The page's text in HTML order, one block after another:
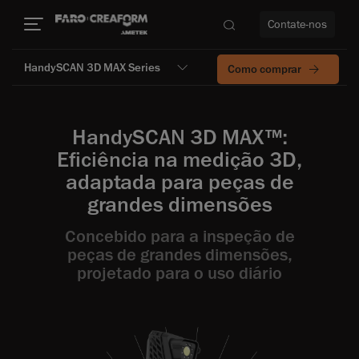
Contate-nos
HandySCAN 3D MAX Series Como comprar
HandySCAN 3D MAX™:
Eficiência na medição 3D,
adaptada para peças de
grandes dimensões
Concebido para a inspeção de
peças de grandes dimensões,
projetado para o uso diário